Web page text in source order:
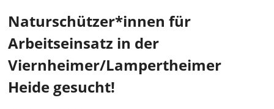
Naturschützer*innen für
Arbeitseinsatz in der
Viernheimer/Lampertheimer
Heide gesucht!